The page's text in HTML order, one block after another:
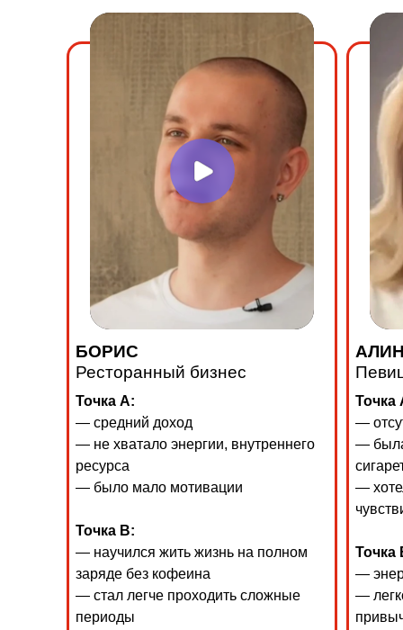
Точка
—
—
—
Точка
—
—
Точка А:
— средний доход
— не хватало энергии, внутреннего
ресурса
— было мало мотивации
Точка В:
— научился жить жизнь на полном
заряде без кофеина
— стал легче проходить сложные
периоды
БОРИС
Ресторанный бизнес